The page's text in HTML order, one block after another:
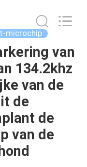
microchip
van
134.2khz
van de
de
de
van de